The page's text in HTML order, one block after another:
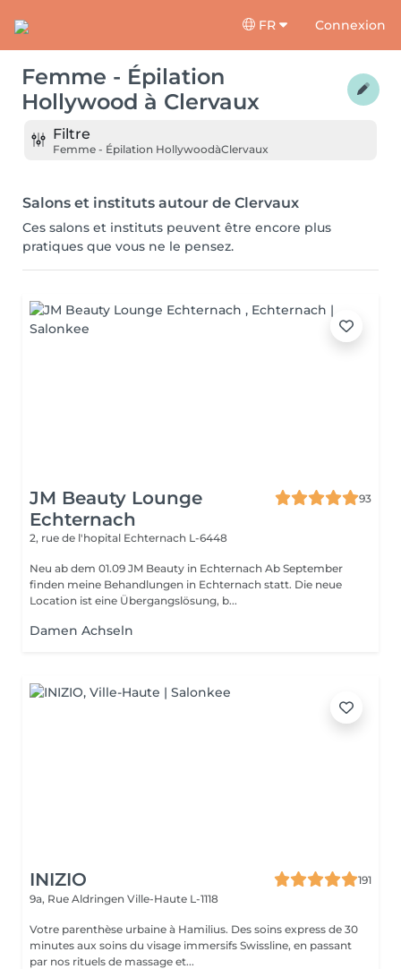
FR Connexion
Femme - Épilation
Hollywood à Clervaux
Filtre
Femme - Épilation HollywoodàClervaux
Salons et instituts autour de Clervaux
Ces salons et instituts peuvent être encore plus
pratiques que vous ne le pensez.
JM Beauty Lounge
Echternach
93
2, rue de l'hopital Echternach L-6448
Neu ab dem 01.09 JM Beauty in Echternach Ab September
finden meine Behandlungen in Echternach statt. Die neue
Location ist eine Übergangslösung, b...
Damen Achseln
INIZIO
191
9a, Rue Aldringen Ville-Haute L-1118
Votre parenthèse urbaine à Hamilius. Des soins express de 30
minutes aux soins du visage immersifs Swissline, en passant
par nos rituels de massage et...